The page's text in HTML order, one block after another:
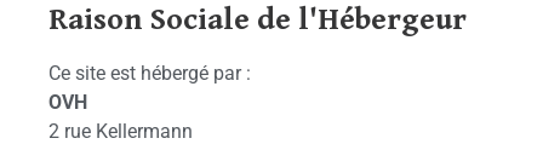
Raison Sociale de l'Hébergeur
Ce site est hébergé par :
OVH
2 rue Kellermann